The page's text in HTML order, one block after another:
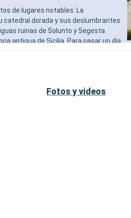
de lugares notables. La
catedral dorada y sus deslumbrantes
ruinas de Solunto y Segesta
antigua de Sicilia. Para pasar un día
Fotos y videos